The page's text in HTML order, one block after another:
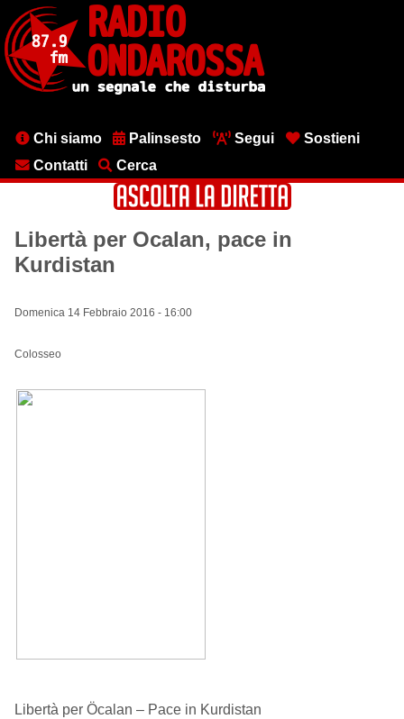
contenuto
principale
MenuChi siamo Palinsesto Segui
Sostieni
Contatti
Cerca
Libertà per Ocalan, pace in
Kurdistan
Domenica 14 Febbraio 2016 - 16:00
Colosseo
Libertà per Öcalan – Pace in Kurdistan